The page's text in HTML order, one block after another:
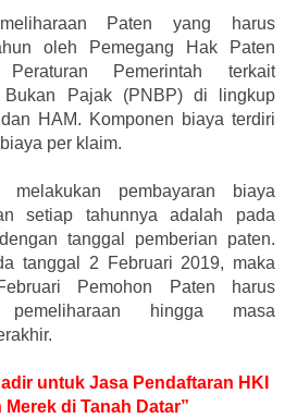
Paten yang harus
oleh Pemegang Hak Paten
Pemerintah terkait
Bukan Pajak (PNBP) di lingkup
HAM. Komponen biaya terdiri
per klaim.
pembayaran biaya
setiap tahunnya adalah pada
tanggal pemberian paten.
tanggal 2 Februari 2019, maka
Pemohon Paten harus
hingga masa
untuk Jasa Pendaftaran HKI
Merek di Tanah Datar”